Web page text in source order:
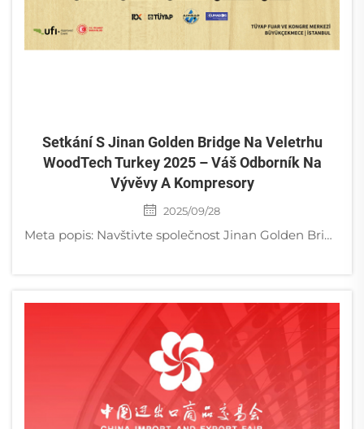
Setkání S Jinan Golden Bridge Na Veletrhu
WoodTech Turkey 2025 – Váš Odborník Na
Vývěvy A Kompresory
2025/09/28
Meta popis: Navštivte společnost Jinan Golden Bridge Precision Machinery na veletrhu WoodTech Fair 2025 v Turecku. Přijďte si prohlédnout naše vířivé vývěvy, lamelové vývěvy, šroubové kompresory a další na stánku 1204, hala 12. Jinan Golden Bridge Precision Machinery Co., Ltd. &nda...